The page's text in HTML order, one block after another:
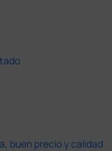
buen precio y calidad